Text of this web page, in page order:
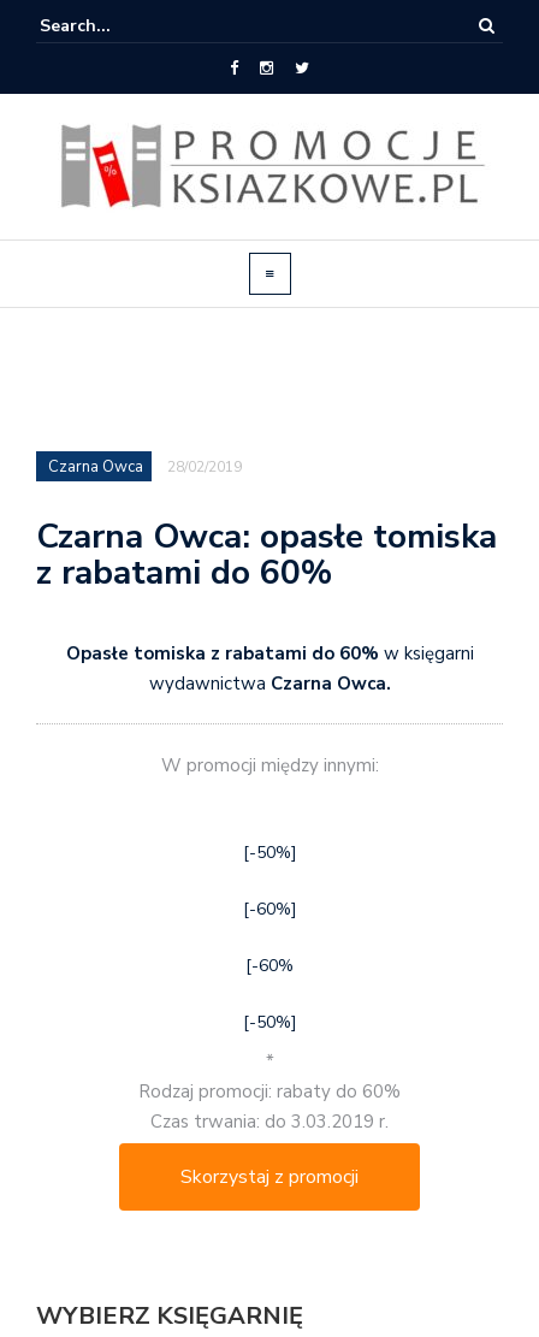
Czarna Owca 28/02/2019
Czarna Owca: opasłe tomiska
z rabatami do 60%
Opasłe tomiska z rabatami do 60% w księgarni
wydawnictwa Czarna Owca.
W promocji między innymi:
[-50%]
[-60%]
[-60%
[-50%]
*
Rodzaj promocji: rabaty do 60%
Czas trwania: do 3.03.2019 r.
Skorzystaj z promocji
WYBIERZ KSIĘGARNIĘ